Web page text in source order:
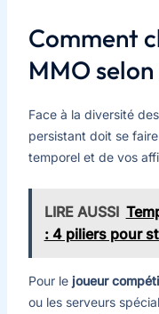
Comment
MMO
Face à la diversité
persistant doit se
temporel et de vos
LIRE AUSSI
: 4 piliers pour
Pour le joueur
ou les serveurs